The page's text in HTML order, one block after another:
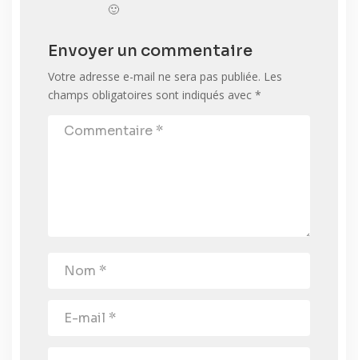
🙂
Envoyer un commentaire
Votre adresse e-mail ne sera pas publiée. Les
champs obligatoires sont indiqués avec *